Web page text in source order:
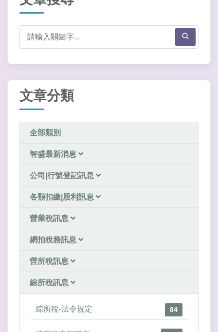
文章分類
全部類別
智盛最新消息
公司|行號登記訊息
各類扣繳|股利訊息
營業稅訊息
網拍稅務訊息
營所稅訊息
綜所稅訊息
綜所稅-法令規定 84